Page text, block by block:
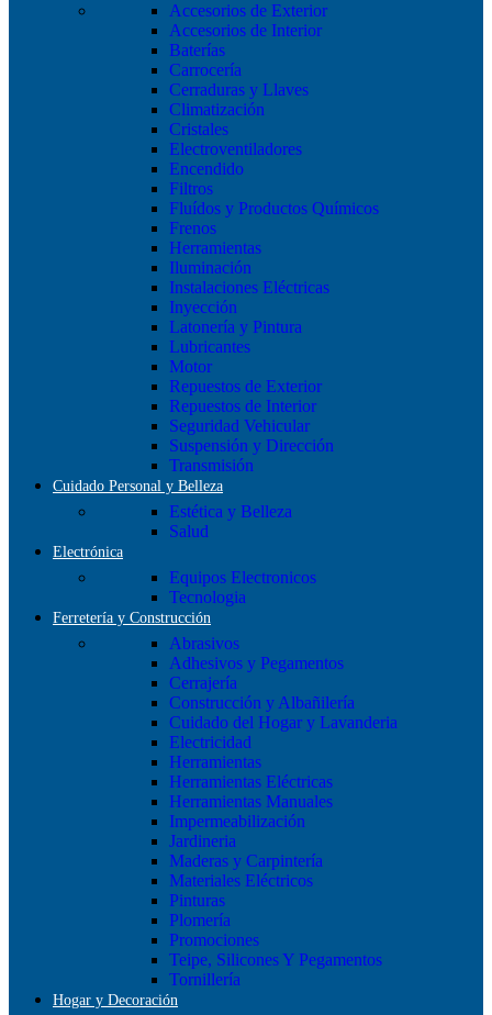
Accesorios de Exterior
Accesorios de Interior
Baterías
Carrocería
Cerraduras y Llaves
Climatización
Cristales
Electroventiladores
Encendido
Filtros
Fluídos y Productos Químicos
Frenos
Herramientas
Iluminación
Instalaciones Eléctricas
Inyección
Latonería y Pintura
Lubricantes
Motor
Repuestos de Exterior
Repuestos de Interior
Seguridad Vehicular
Suspensión y Dirección
Transmisión
Cuidado Personal y Belleza
Estética y Belleza
Salud
Electrónica
Equipos Electronicos
Tecnologia
Ferretería y Construcción
Abrasivos
Adhesivos y Pegamentos
Cerrajería
Construcción y Albañilería
Cuidado del Hogar y Lavanderia
Electricidad
Herramientas
Herramientas Eléctricas
Herramientas Manuales
Impermeabilización
Jardineria
Maderas y Carpintería
Materiales Eléctricos
Pinturas
Plomería
Promociones
Teipe, Silicones Y Pegamentos
Tornillería
Hogar y Decoración